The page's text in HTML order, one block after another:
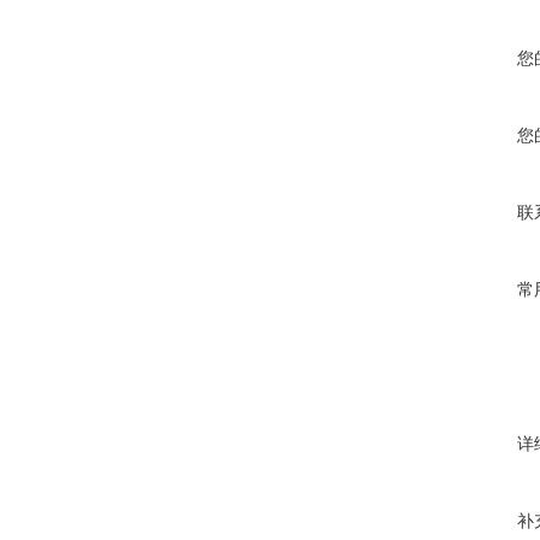
您
您
联
常
详
补